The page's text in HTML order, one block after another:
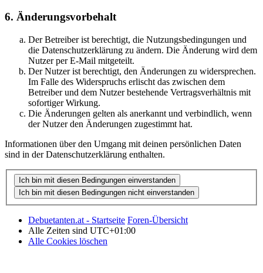
6. Änderungsvorbehalt
Der Betreiber ist berechtigt, die Nutzungsbedingungen und
die Datenschutzerklärung zu ändern. Die Änderung wird dem
Nutzer per E-Mail mitgeteilt.
Der Nutzer ist berechtigt, den Änderungen zu widersprechen.
Im Falle des Widerspruchs erlischt das zwischen dem
Betreiber und dem Nutzer bestehende Vertragsverhältnis mit
sofortiger Wirkung.
Die Änderungen gelten als anerkannt und verbindlich, wenn
der Nutzer den Änderungen zugestimmt hat.
Informationen über den Umgang mit deinen persönlichen Daten
sind in der Datenschutzerklärung enthalten.
Debuetanten.at - Startseite Foren-Übersicht
Alle Zeiten sind UTC+01:00
Alle Cookies löschen